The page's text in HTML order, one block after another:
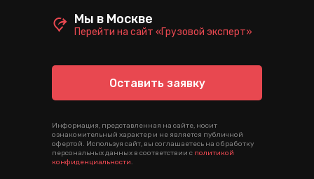
Оставить заявку
Информация, представленная на сайте, носит
ознакомительный характер и не является публичной
офертой. Используя сайт, вы соглашаетесь на обработку
персональных данных в соответствии с политикой
конфиденциальности.
Перейти на сайт «Грузовой эксперт»
Мы в Москве